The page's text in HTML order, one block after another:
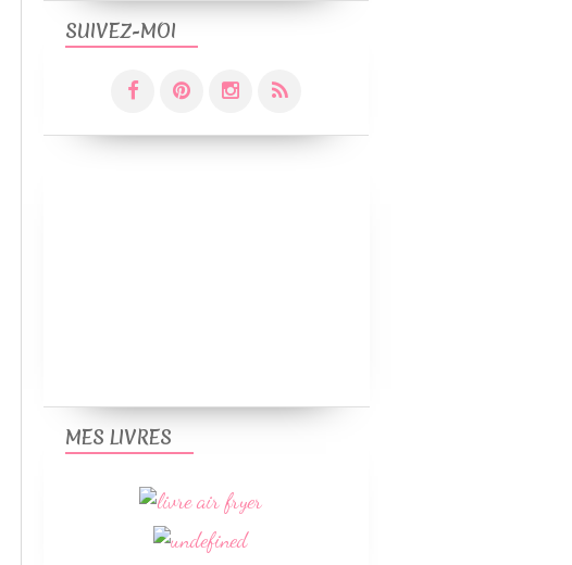
SUIVEZ-MOI
MES LIVRES